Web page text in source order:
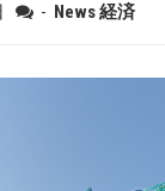
- News経済